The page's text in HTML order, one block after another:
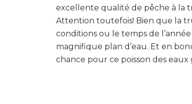
excellente qualité de pêche à la
Attention toutefois! Bien que la
conditions ou le temps de
magnifique plan d’eau. Et en
chance pour ce poisson des eaux